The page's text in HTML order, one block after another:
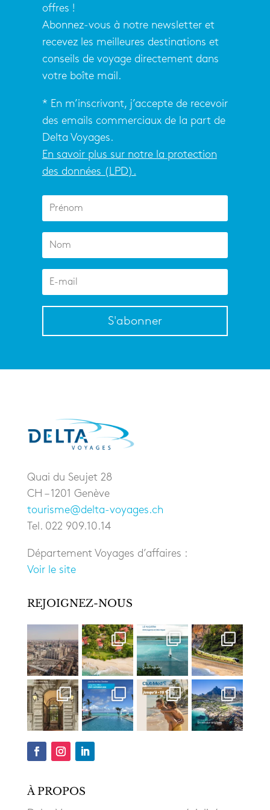
offres !
Abonnez-vous à notre newsletter et
recevez les meilleures destinations et
conseils de voyage directement dans
votre boîte mail.
* En m’inscrivant, j’accepte de recevoir
des emails commerciaux de la part de
Delta Voyages.
En savoir plus sur notre la protection
des données (LPD).
S'abonner
Quai du Seujet 28
CH – 1201 Genève
tourisme@delta-voyages.ch
Tel. 022 909.10.14
Département Voyages d’affaires :
Voir le site
REJOIGNEZ-NOUS
À PROPOS